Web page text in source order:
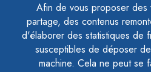
Afin de vous proposer
partage, des contenus
d'élaborer des statistiques de
susceptibles de déposer
machine. Cela ne peut se
ACCESSIBILITÉ -
PLAN DU
MENTIONS
CONTACTER LE DÉLÉGUÉ À LA
GESTION DES